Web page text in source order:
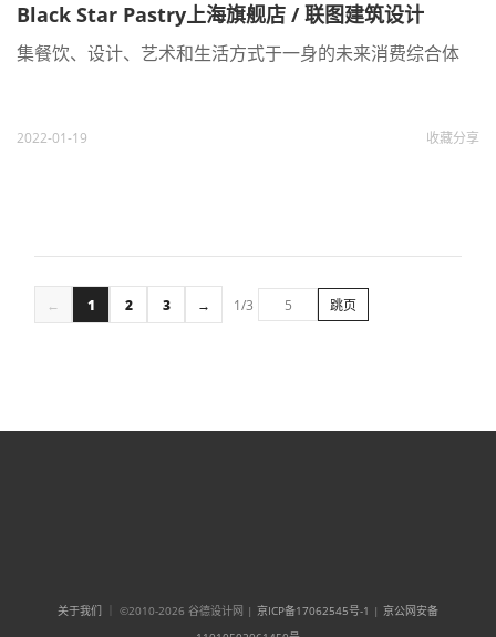
Black Star Pastry上海旗舰店 / 联图建筑设计
集餐饮、设计、艺术和生活方式于一身的未来消费综合体
2022-01-19 收藏分享
← 1 2 3 → 1/3 跳页
关于我们 ｜ ©2010-2026 谷德设计网 | 京ICP备17062545号-1 | 京公网安备